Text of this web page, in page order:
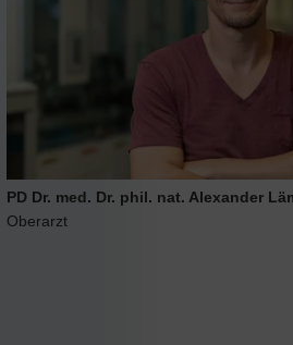
PD Dr. med. Dr. phil. nat. Alexander
Oberarzt